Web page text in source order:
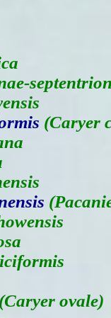
(Caryer
(Caryer ovale)